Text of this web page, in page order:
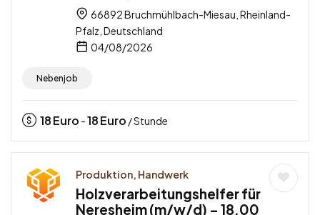
66892 Bruchmühlbach-Miesau, Rheinland-
Pfalz, Deutschland
04/08/2026
Nebenjob
18Euro -18Euro / Stunde
Produktion, Handwerk
Holzverarbeitungshelfer für
Neresheim (m/w/d) – 18,00